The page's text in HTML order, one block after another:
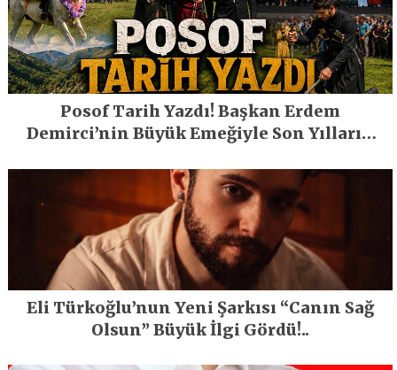
Posof Tarih Yazdı! Başkan Erdem
Demirci’nin Büyük Emeğiyle Son Yılların
Eli Türkoğlu’nun Yeni Şarkısı “Canın Sağ
Olsun” Büyük İlgi Gördü!..